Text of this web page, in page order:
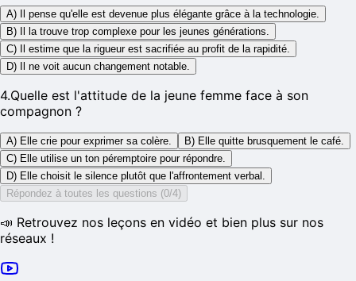
A) Il pense qu'elle est devenue plus élégante grâce à la technologie.
B) Il la trouve trop complexe pour les jeunes générations.
C) Il estime que la rigueur est sacrifiée au profit de la rapidité.
D) Il ne voit aucun changement notable.
4.Quelle est l'attitude de la jeune femme face à son
compagnon ?
A) Elle crie pour exprimer sa colère.
B) Elle quitte brusquement le café.
C) Elle utilise un ton péremptoire pour répondre.
D) Elle choisit le silence plutôt que l'affrontement verbal.
Répondez à toutes les questions (0/4)
📣 Retrouvez nos leçons en vidéo et bien plus sur nos
réseaux !